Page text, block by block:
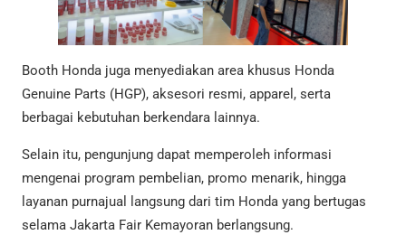
Booth Honda juga menyediakan area khusus Honda
Genuine Parts (HGP), aksesori resmi, apparel, serta
berbagai kebutuhan berkendara lainnya.
Selain itu, pengunjung dapat memperoleh informasi
mengenai program pembelian, promo menarik, hingga
layanan purnajual langsung dari tim Honda yang bertugas
selama Jakarta Fair Kemayoran berlangsung.